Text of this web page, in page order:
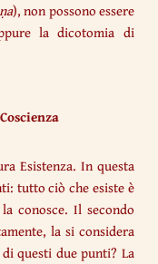
), non possono essere
la dicotomia di
Esistenza. In questa
tutto ciò che esiste è
conosce. Il secondo
la si considera
questi due punti? La